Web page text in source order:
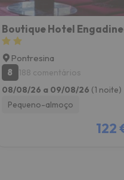
Pontresina
8
188 comentários
08/08/26 a 09/08/26 (1 noite)
Pequeno-almoço
122